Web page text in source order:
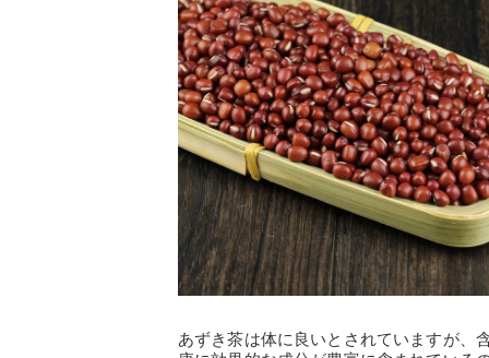
あずき茶は体に良いとされていますが、